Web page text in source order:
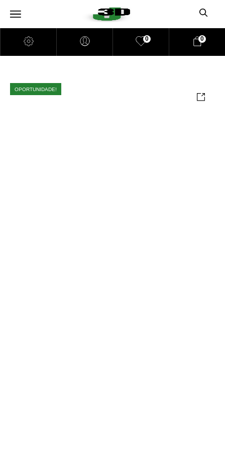
0 0
OPORTUNIDADE!